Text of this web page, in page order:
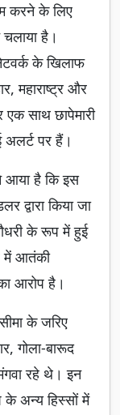
करने के लिए
है।
के खिलाफ
महाराष्ट्र और
एक साथ छापेमारी
अलर्ट पर हैं।
आया है कि इस
द्वारा किया जा
के रूप में हुई
में आतंकी
आरोप है।
के जरिए
गोला-बारूद
रहे थे। इन
के अन्य हिस्सों में